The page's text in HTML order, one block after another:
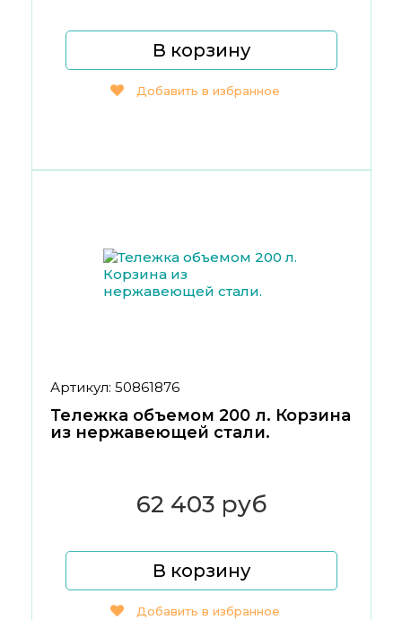
В корзину
Добавить в избранное
Артикул: 50861876
Тележка объемом 200 л. Корзина
из нержавеющей стали.
62 403 руб
В корзину
Добавить в избранное